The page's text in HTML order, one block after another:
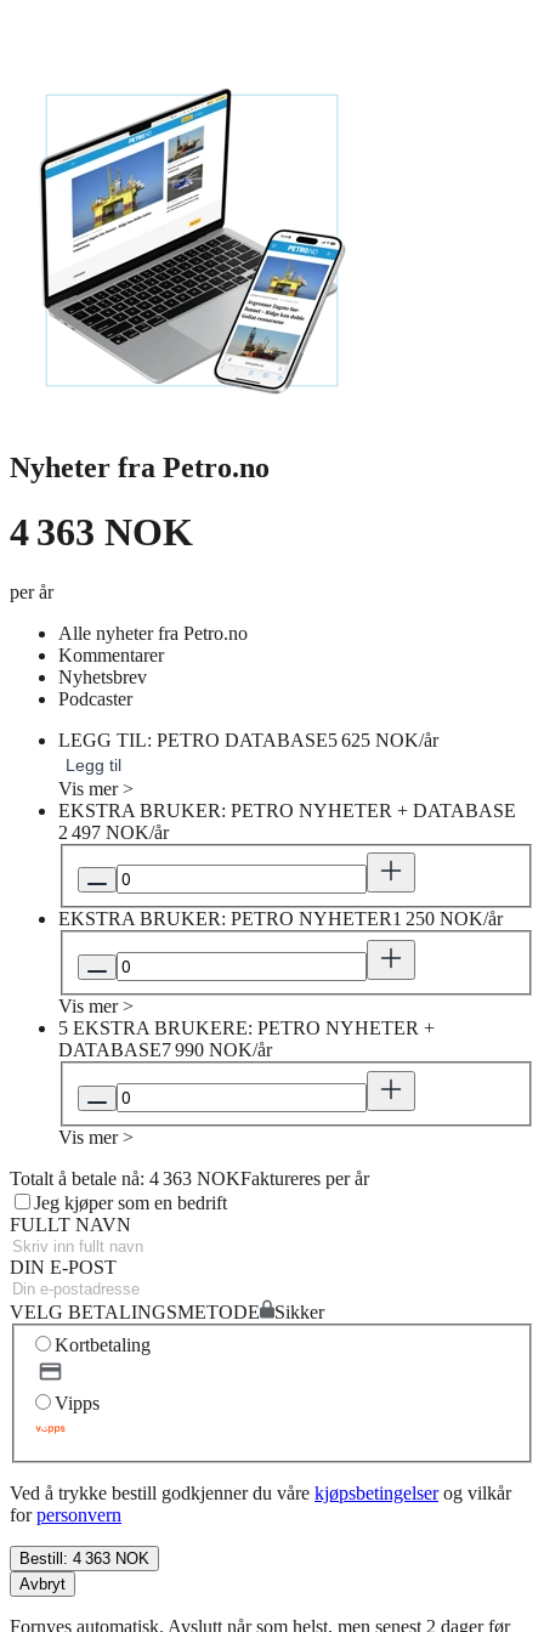
Nyheter fra Petro.no
4 363 NOK
per år
Alle nyheter fra Petro.no
Kommentarer
Nyhetsbrev
Podcaster
LEGG TIL: PETRO DATABASE5 625 NOK/år
Legg til
Vis mer >
EKSTRA BRUKER: PETRO NYHETER + DATABASE
2 497 NOK/år
EKSTRA BRUKER: PETRO NYHETER1 250 NOK/år
Vis mer >
5 EKSTRA BRUKERE: PETRO NYHETER +
DATABASE7 990 NOK/år
Vis mer >
Totalt å betale nå: 4 363 NOKFaktureres per år
Jeg kjøper som en bedrift
FULLT NAVN
DIN E-POST
VELG BETALINGSMETODE
Sikker
Kortbetaling
Vipps
Ved å trykke bestill godkjenner du våre kjøpsbetingelser og vilkår
for personvern
Bestill: 4 363 NOK
Avbryt
Fornyes automatisk. Avslutt når som helst, men senest 2 dager før